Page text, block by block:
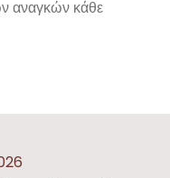
αναγκών κάθε